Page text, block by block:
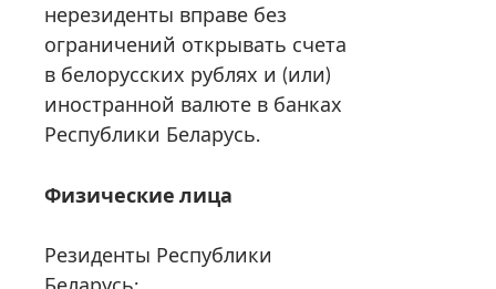
нерезиденты вправе без
ограничений открывать счета
в белорусских рублях и (или)
иностранной валюте в банках
Республики Беларусь.
Физические лица
Резиденты Республики